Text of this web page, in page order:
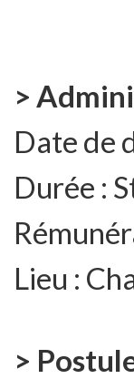
>
Date de
Durée :
Lieu :
>